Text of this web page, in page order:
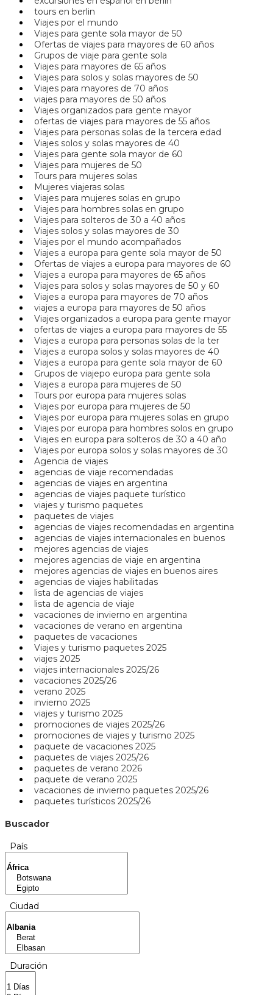
tours en berlin
Viajes por el mundo
Viajes para gente sola mayor de 50
Ofertas de viajes para mayores de 60 años
Grupos de viaje para gente sola
Viajes para mayores de 65 años
Viajes para solos y solas mayores de 50
Viajes para mayores de 70 años
viajes para mayores de 50 años
Viajes organizados para gente mayor
ofertas de viajes para mayores de 55 años
Viajes para personas solas de la tercera edad
Viajes solos y solas mayores de 40
Viajes para gente sola mayor de 60
Viajes para mujeres de 50
Tours para mujeres solas
Mujeres viajeras solas
Viajes para mujeres solas en grupo
Viajes para hombres solas en grupo
Viajes para solteros de 30 a 40 años
Viajes solos y solas mayores de 30
Viajes por el mundo acompañados
Viajes a europa para gente sola mayor de 50
Ofertas de viajes a europa para mayores de 60
Viajes a europa para mayores de 65 años
Viajes para solos y solas mayores de 50 y 60
Viajes a europa para mayores de 70 años
viajes a europa para mayores de 50 años
Viajes organizados a europa para gente mayor
ofertas de viajes a europa para mayores de 55
Viajes a europa para personas solas de la ter
Viajes a europa solos y solas mayores de 40
Viajes a europa para gente sola mayor de 60
Grupos de viajepo europa para gente sola
Viajes a europa para mujeres de 50
Tours por europa para mujeres solas
Viajes por europa para mujeres de 50
Viajes por europa para mujeres solas en grupo
Viajes por europa para hombres solos en grupo
Viajes en europa para solteros de 30 a 40 año
Viajes por europa solos y solas mayores de 30
Agencia de viajes
agencias de viaje recomendadas
agencias de viajes en argentina
agencias de viajes paquete turístico
viajes y turismo paquetes
paquetes de viajes
agencias de viajes recomendadas en argentina
agencias de viajes internacionales en buenos
mejores agencias de viajes
mejores agencias de viaje en argentina
mejores agencias de viajes en buenos aires
agencias de viajes habilitadas
lista de agencias de viajes
lista de agencia de viaje
vacaciones de invierno en argentina
vacaciones de verano en argentina
paquetes de vacaciones
Viajes y turismo paquetes 2025
viajes 2025
viajes internacionales 2025/26
vacaciones 2025/26
verano 2025
invierno 2025
viajes y turismo 2025
promociones de viajes 2025/26
promociones de viajes y turismo 2025
paquete de vacaciones 2025
paquetes de viajes 2025/26
paquetes de verano 2026
paquete de verano 2025
vacaciones de invierno paquetes 2025/26
paquetes turísticos 2025/26
Buscador
País
Ciudad
Duración